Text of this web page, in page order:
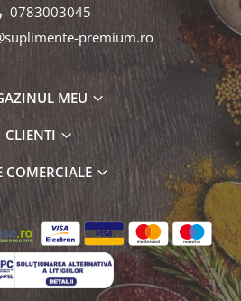
0783003045
premium.ro
MEU
CLIENTI
COMERCIALE